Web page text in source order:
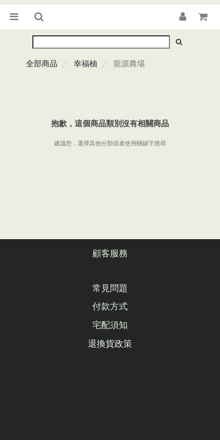
全部商品 幸福柚 龍源農場
抱歉，這個商品類別沒有相關商品
建議您，選擇其他分類或者使用關鍵字搜尋
顧客服務
常見問題
付款方式
宅配須知
退換貨政策